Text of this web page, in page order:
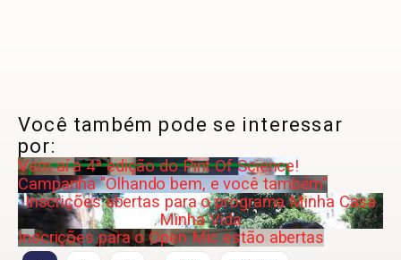
Você também pode se interessar
por:
Vem aí a 4ª edição do Pint Of Science!
Campanha "Olhando bem, e você também"
Inscrições abertas para o programa Minha Casa
Minha Vida
Inscrições para o Open Mic estão abertas